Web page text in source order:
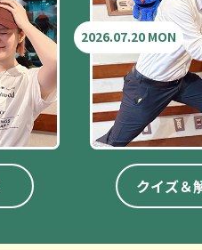
2026.07.20 MON
クイズ＆